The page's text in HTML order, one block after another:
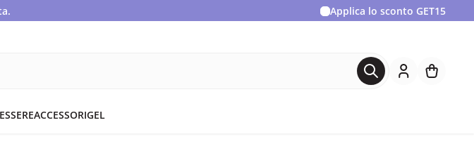
Applica lo sconto GET15
ACCESSORIGEL